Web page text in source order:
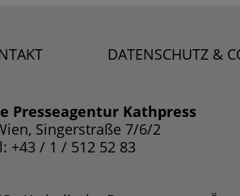
DATENSCHUTZ &
Presseagentur Kathpress
Singerstraße 7/6/2
+43 / 1 / 512 52 83